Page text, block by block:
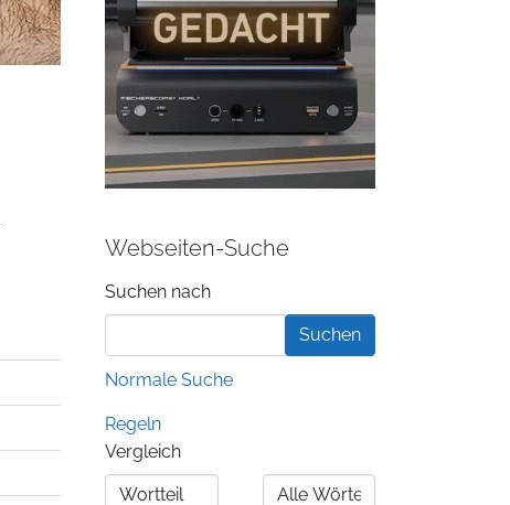
Webseiten-Suche
Suchformular
Suchen nach
Normale Suche
Regeln
Vergleich